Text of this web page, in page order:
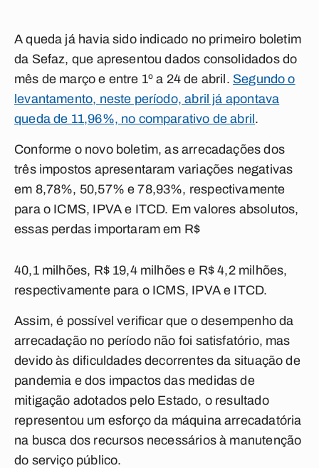
A queda já havia sido indicado no primeiro boletim
da Sefaz, que apresentou dados consolidados do
mês de março e entre 1º a 24 de abril. Segundo o
levantamento, neste período, abril já apontava
queda de 11,96%, no comparativo de abril .
Conforme o novo boletim, as arrecadações dos
três impostos apresentaram variações negativas
em 8,78%, 50,57% e 78,93%, respectivamente
para o ICMS, IPVA e ITCD. Em valores absolutos,
essas perdas importaram em R$
40,1 milhões, R$ 19,4 milhões e R$ 4,2 milhões,
respectivamente para o ICMS, IPVA e ITCD.
Assim, é possível verificar que o desempenho da
arrecadação no período não foi satisfatório, mas
devido às dificuldades decorrentes da situação de
pandemia e dos impactos das medidas de
mitigação adotados pelo Estado, o resultado
representou um esforço da máquina arrecadatória
na busca dos recursos necessários à manutenção
do serviço público.